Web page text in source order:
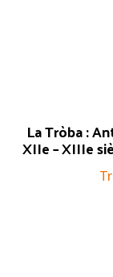
La Tròba :
XIIe – XIIIe